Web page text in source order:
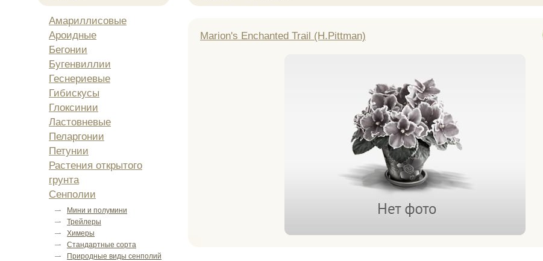
Marion's Enchanted Trail (H.Pittman)
Амариллисовые
Ароидные
Бегонии
Бугенвиллии
Геснериевые
Гибискусы
Глоксинии
Ластовневые
Пеларгонии
Петунии
Растения открытого
грунта
Сенполии
Мини и полумини
Трейлеры
Химеры
Стандартные сорта
Природные виды сенполий